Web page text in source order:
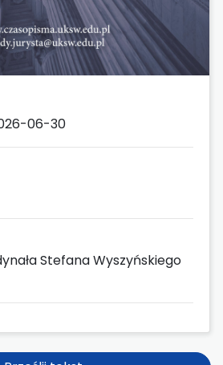
06-30
Stefana Wyszyńskiego